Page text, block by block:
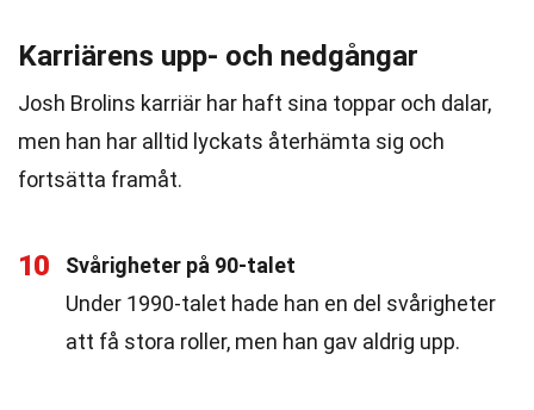
Karriärens upp- och nedgångar
Josh Brolins karriär har haft sina toppar och dalar,
men han har alltid lyckats återhämta sig och
fortsätta framåt.
10
Svårigheter på 90-talet
Under 1990-talet hade han en del svårigheter
att få stora roller, men han gav aldrig upp.